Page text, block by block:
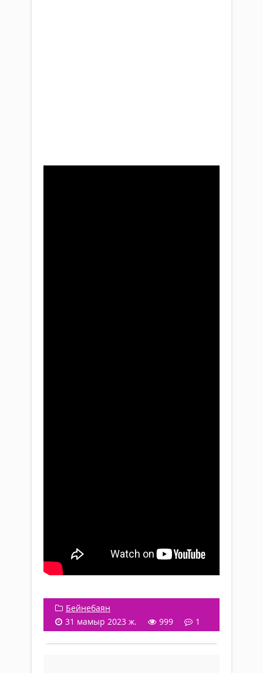
Бейнебаян
31 мамыр 2023 ж.
999 1